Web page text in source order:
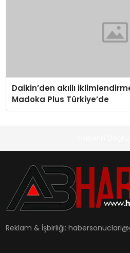
Daikin’den akıllı
Madoka Plus Türkiye’de
Reklam & İşbirliği: